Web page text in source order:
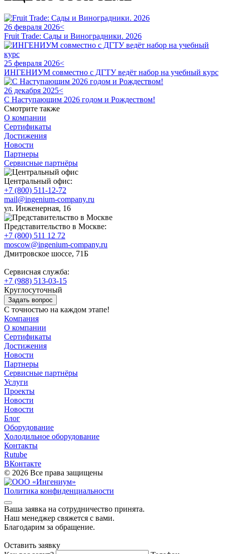
26 февраля 2026<
Fruit Trade: Сады и Виноградники. 2026
25 февраля 2026<
ИНГЕНИУМ совместно с ДГТУ ведёт набор на учебный курс
26 декабря 2025<
С Наступающим 2026 годом и Рождеством!
Смотрите также
О компании
Сертификаты
Достижения
Новости
Партнеры
Сервисные партнёры
Центральный офис:
+7 (800) 511-12-72
mail@ingenium-company.ru
ул. Инженерная, 16
Представительство в Москве:
+7 (800) 511 12 72
moscow@ingenium-company.ru
Дмитровское шоссе, 71Б
Сервисная служба:
+7 (988) 513-03-15
Круглосуточный
Задать вопрос
С точностью на каждом этапе!
Компания
О компании
Сертификаты
Достижения
Новости
Партнеры
Сервисные партнёры
Услуги
Проекты
Новости
Новости
Блог
Оборудование
Холодильное оборудование
Контакты
Rutube
ВКонтакте
© 2026 Все права защищены
Политика конфиденциальности
Ваша заявка на cотрудничество принята.
Наш менеджер свяжется с вами.
Благодарим за обращение.
Оставить заявку